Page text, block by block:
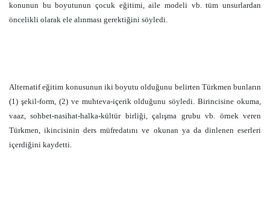
konunun bu boyutunun çocuk eğitimi, aile modeli vb. tüm unsurlardan
öncelikli olarak ele alınması gerektiğini söyledi.
Alternatif eğitim konusunun iki boyutu olduğunu belirten Türkmen bunların
(1) şekil-form, (2) ve muhteva-içerik olduğunu söyledi. Birincisine okuma,
vaaz, sohbet-nasihat-halka-kültür birliği, çalışma grubu vb. örnek veren
Türkmen, ikincisinin ders müfredatını ve okunan ya da dinlenen eserleri
içerdiğini kaydetti.